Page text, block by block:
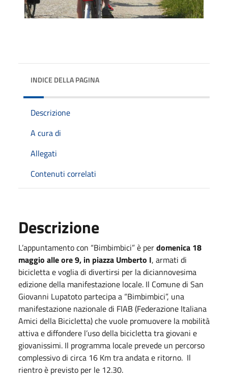
INDICE DELLA PAGINA
Descrizione
A cura di
Allegati
Contenuti correlati
Descrizione
L’appuntamento con “Bimbimbici” è perdomenica 18
maggio alle ore 9, in piazza Umberto I, armati di
bicicletta e voglia di divertirsi per la diciannovesima
edizione della manifestazione locale. Il Comune di San
Giovanni Lupatoto partecipa a “Bimbimbici”, una
manifestazione nazionale di FIAB (Federazione Italiana
Amici della Bicicletta) che vuole promuovere la mobilità
attiva e diffondere l’uso della bicicletta tra giovani e
giovanissimi. Il programma locale prevede un percorso
complessivo di circa 16 Km tra andata e ritorno. Il
rientro è previsto per le 12.30.